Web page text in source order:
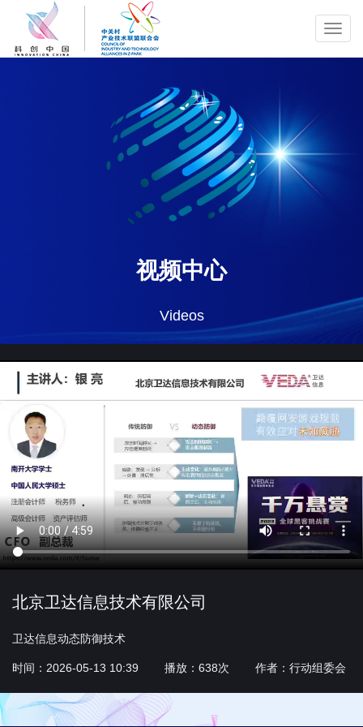
视频中心
Videos
北京卫达信息技术有限公司
卫达信息动态防御技术
时间：2026-05-13 10:39 播放：638次 作者：行动组委会